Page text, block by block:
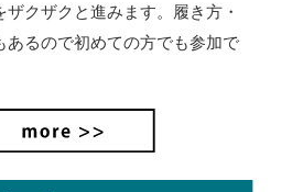
クザクと進みます。
履き方・
あるので初めての方でも参加で